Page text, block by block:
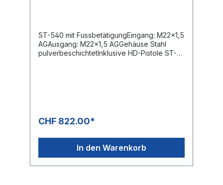
ST-540 mit FussbetätigungEingang: M22x1,5
AGAusgang: M22x1,5 AGGehäuse Stahl
pulverbeschichtetInklusive HD-Pistole ST-
CHF 822.00*
In den Warenkorb